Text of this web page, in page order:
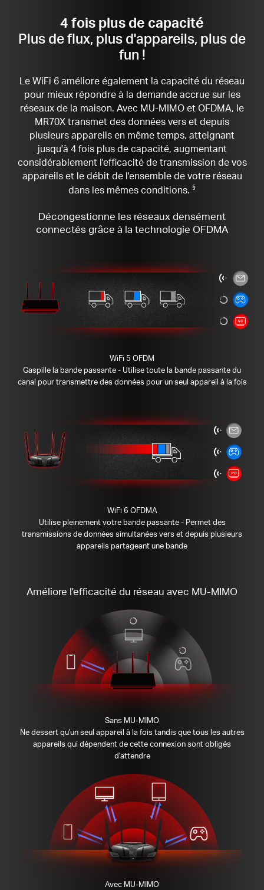
4 fois plus de capacité
Plus de flux, plus d'appareils, plus de
fun !
Le WiFi 6 améliore également la capacité du réseau
pour mieux répondre à la demande accrue sur les
réseaux de la maison. Avec MU-MIMO et OFDMA, le
MR70X transmet des données vers et depuis
plusieurs appareils en même temps, atteignant
jusqu'à 4 fois plus de capacité, augmentant
considérablement l'efficacité de transmission de vos
appareils et le débit de l'ensemble de votre réseau
dans les mêmes conditions. §
Décongestionne les réseaux densément
connectés grâce à la technologie OFDMA
WiFi 5 OFDM
Gaspille la bande passante - Utilise toute la bande passante du
canal pour transmettre des données pour un seul appareil à la fois
WiFi 6 OFDMA
Utilise pleinement votre bande passante - Permet des
transmissions de données simultanées vers et depuis plusieurs
appareils partageant une bande
Améliore l'efficacité du réseau avec MU-MIMO
Sans MU-MIMO
Ne dessert qu'un seul appareil à la fois tandis que tous les autres
appareils qui dépendent de cette connexion sont obligés
d'attendre
Avec MU-MIMO